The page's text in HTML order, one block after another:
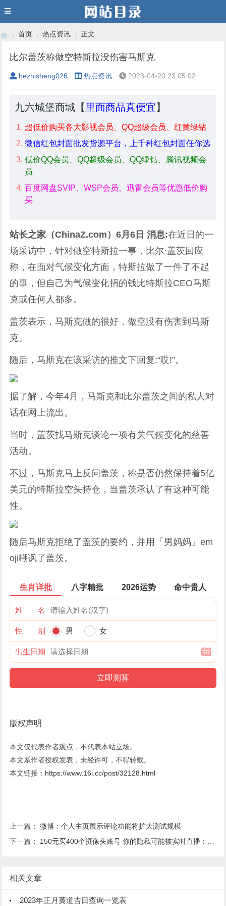
›
首页
›
热点资讯 正文
比尔盖茨称做空特斯拉没伤害马斯克
hezhisheng026 热点资讯 2023-04-20 23:05:02
九六城堡商城【 里面商品真便宜】
超低价购买各大影视会员、QQ超级会员、红黄绿钻
微信红包封面批发货源平台，上千种红包封面任你选
低价QQ会员、QQ超级会员、QQ绿钻、腾讯视频会
员
百度网盘SVIP、WSP会员、迅雷会员等优惠低价购
买
站长之家（ChinaZ.com）6月6日 消息:在近日的一
场采访中，针对做空特斯拉一事，比尔·盖茨回应
称，在面对气候变化方面，特斯拉做了一件了不起
的事，但自己为气候变化捐的钱比特斯拉CEO马斯
克或任何人都多。
盖茨表示，马斯克做的很好，做空没有伤害到马斯
克。
随后，马斯克在该采访的推文下回复:“哎!”。
据了解，今年4月，马斯克和比尔盖茨之间的私人对
话在网上流出。
当时，盖茨找马斯克谈论一项有关气候变化的慈善
活动。
不过，马斯克马上反问盖茨，称是否仍然保持着5亿
美元的特斯拉空头持仓， 当盖茨承认了有这种可能
性。
随后马斯克拒绝了盖茨的要约，并用「男妈妈」em
oji嘲讽了盖茨。
生肖详批 八字精批 2026运势 命中贵人
姓 名
性 别 男 女
出生日期
版权声明
本文仅代表作者观点，不代表本站立场。
本文系作者授权发表，未经许可，不得转载。
本文链接： https://www.16i.cc/post/32128.html
上一篇：微博：个人主页展示评论功能将扩大测试规模
下一篇： 150元买400个摄像头账号 你的隐私可能被实时直播：揭秘黑产扫描工具
相关文章
2023年正月黄道吉日查询一览表